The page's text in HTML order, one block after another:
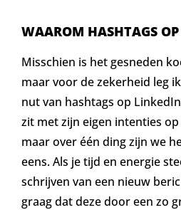
WAAROM HASHTAGS
Misschien is het gesneden
maar voor de zekerheid leg
nut van hashtags op
zit met zijn eigen intenties
maar over één ding zijn we
eens. Als je tijd en energie
schrijven van een nieuw
graag dat deze door een zo